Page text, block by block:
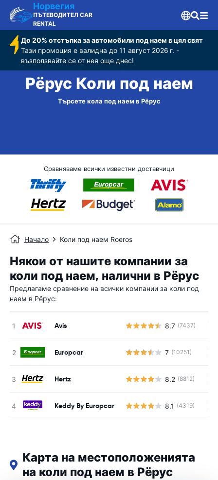
Норвегия
ПЪТЕВОДИТЕЛ CAR
RENTAL
До 20% отстъпка за автомобили под наем в цял свят
Тази промоция е валидна до 11 август 2026 г. -
възползвайте се от нея още днес!
Рёрус Коли под наем
Търсете кола под наем в Рёрус
Сравняваме всички известни доставчици
Начало Коли под наем Roeros
Някои от нашите компании за
коли под наем, налични в Рёрус
Предлагаме сравнение на всички компании за коли под
наем в Рёрус:
Avis 8.7 (7437)
Europcar 7 (10251)
Hertz 8.2 (8812)
Keddy By Europcar 8.1 (4319)
Карта на местоположенията
на коли под наем в Рёрус